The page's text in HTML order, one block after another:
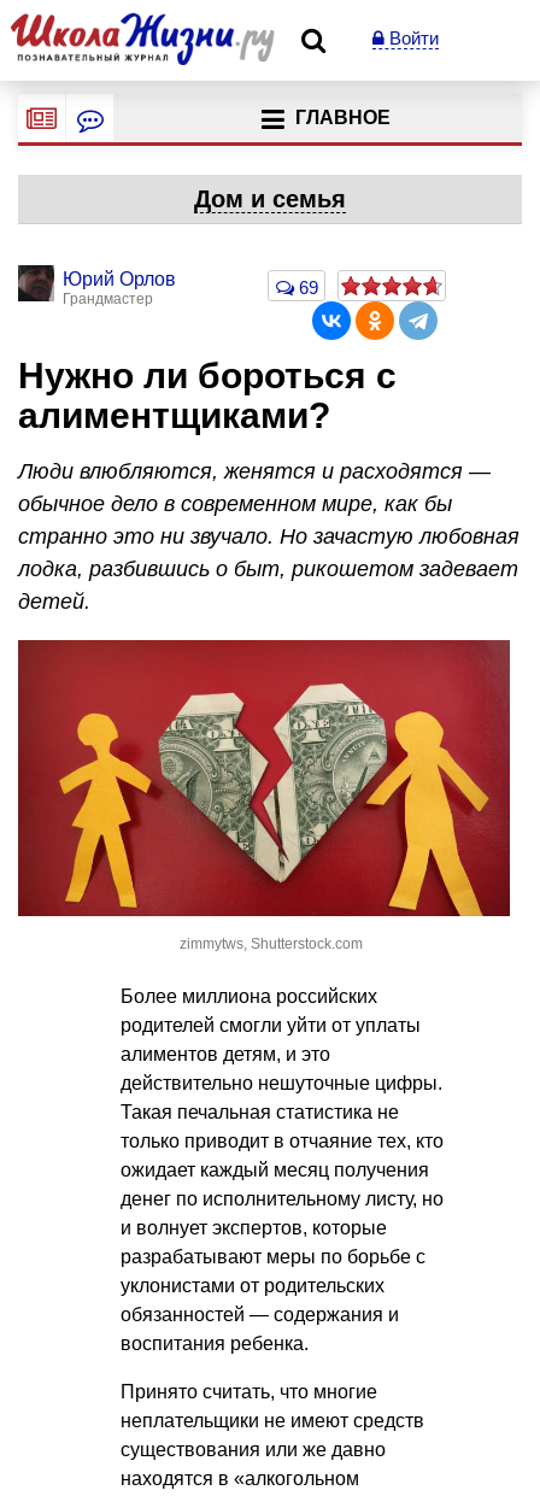
Войти
ГЛАВНОЕ
Дом и семья
Юрий Орлов
Грандмастер
69
Нужно ли бороться с
алиментщиками?
Люди влюбляются, женятся и расходятся —
обычное дело в современном мире, как бы
странно это ни звучало. Но зачастую любовная
лодка, разбившись о быт, рикошетом задевает
детей.
zimmytws, Shutterstock.com
Более миллиона российских
родителей смогли уйти от уплаты
алиментов детям, и это
действительно нешуточные цифры.
Такая печальная статистика не
только приводит в отчаяние тех, кто
ожидает каждый месяц получения
денег по исполнительному листу, но
и волнует экспертов, которые
разрабатывают меры по борьбе с
уклонистами от родительских
обязанностей — содержания и
воспитания ребенка.
Принято считать, что многие
неплательщики не имеют средств
существования или же давно
находятся в «алкогольном